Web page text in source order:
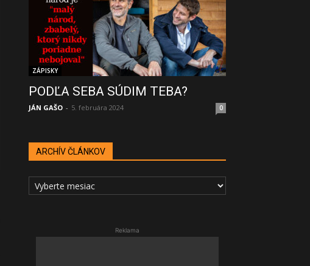
ZÁPISKY
PODĽA SEBA SÚDIM TEBA?
JÁN GAŠO - 5. februára 2024 0
ARCHÍV ČLÁNKOV
ARCHÍV
ČLÁNKOV
Reklama